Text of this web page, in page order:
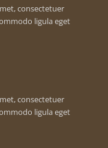
consectetuer
ligula eget
consectetuer
ligula eget